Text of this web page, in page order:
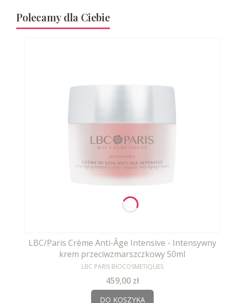
Polecamy dla Ciebie
LBC/Paris Crème Anti-Âge Intensive - Intensywny
krem przeciwzmarszczkowy 50ml
PRODUCENT
LBC PARIS BIOCOSMETIQUES
Cena
459,00 zł
DO KOSZYKA